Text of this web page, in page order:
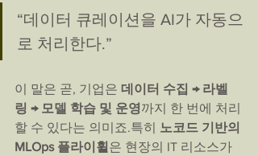
“데이터 큐레이션을 AI가 자동으
로 처리한다.”
이 말은 곧, 기업은 데이터 수집 → 라벨
링 → 모델 학습 및 운영까지 한 번에 처리
할 수 있다는 의미죠.특히
노코드 기반의
MLOps 플라이휠 은 현장의 IT 리소스가